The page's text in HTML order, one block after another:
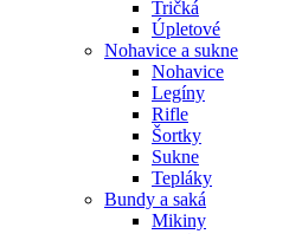
Tričká
Úpletové
Nohavice a sukne
Nohavice
Legíny
Rifle
Šortky
Sukne
Tepláky
Bundy a saká
Mikiny